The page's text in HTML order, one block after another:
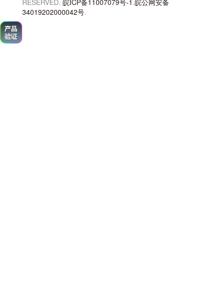
RESERVED. 皖ICP备11007079号-1 .皖公网安备
34019202000042号.